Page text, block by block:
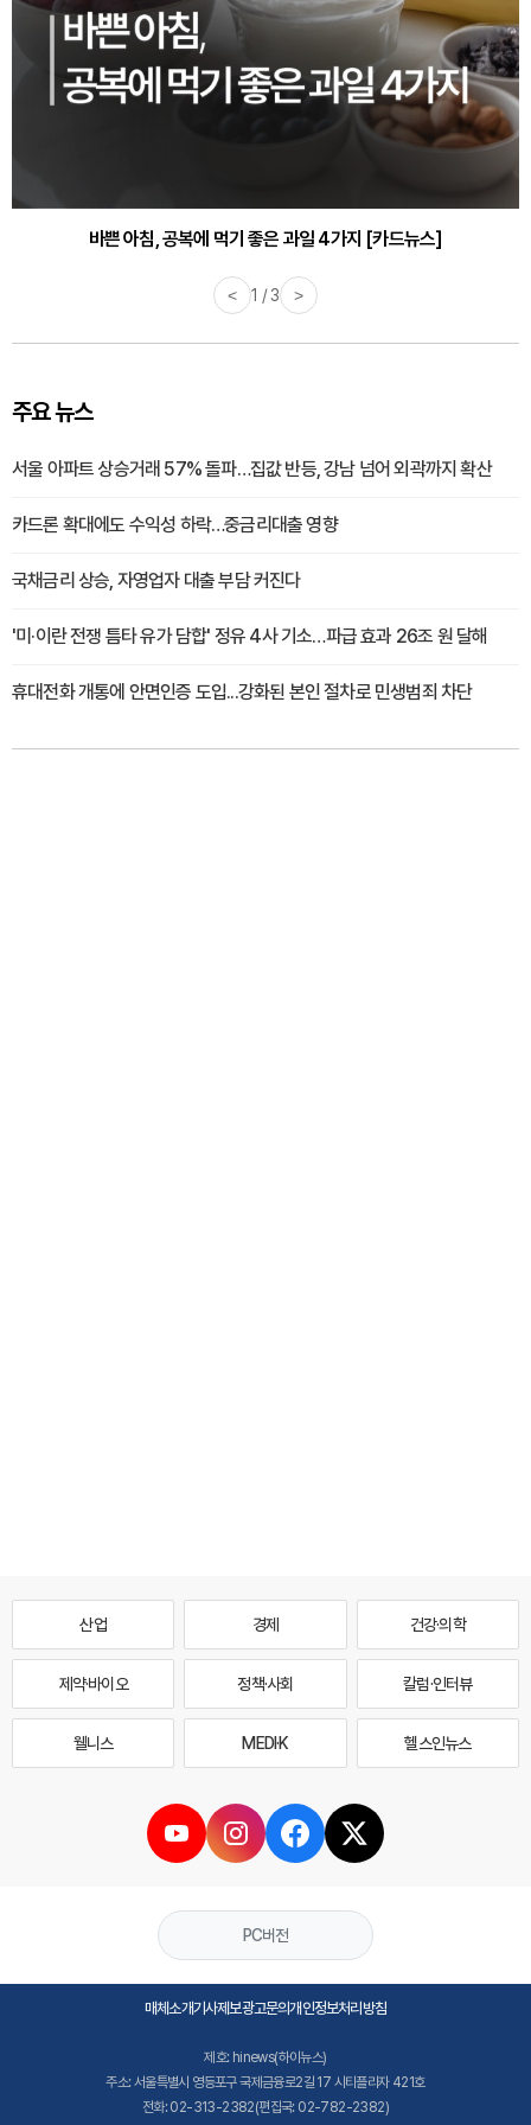
바쁜 아침, 공복에 먹기 좋은 과일 4가지 [카드뉴스]
30대부터 유병률 2배...여자에게 꼭 필요한 검사는? [카드뉴스]
< 1 / 3 >
주요 뉴스
서울 아파트 상승거래 57% 돌파…집값 반등, 강남 넘어 외곽까지 확산
카드론 확대에도 수익성 하락…중금리대출 영향
국채금리 상승, 자영업자 대출 부담 커진다
'미·이란 전쟁 틈타 유가 담합' 정유 4사 기소…파급 효과 26조 원 달해
휴대전화 개통에 안면인증 도입...강화된 본인 절차로 민생범죄 차단
산업 경제 건강·의학
제약·바이오 정책·사회 칼럼·인터뷰
웰니스 MEDI·K 헬스인뉴스
PC버전
매체소개기사제보광고문의개인정보처리방침
제호: hinews(하이뉴스)
주소: 서울특별시 영등포구 국제금융로2길 17 시티플라자 421호
전화: 02-313-2382(편집국: 02-782-2382)